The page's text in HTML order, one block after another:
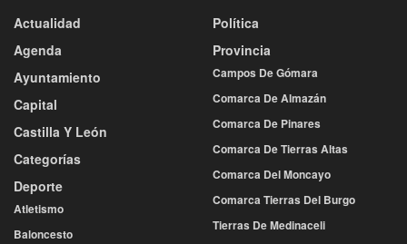
Actualidad
Agenda
Ayuntamiento
Capital
Castilla Y León
Categorías
Deporte
Atletismo
Baloncesto
Política
Provincia
Campos De Gómara
Comarca De Almazán
Comarca De Pinares
Comarca De Tierras Altas
Comarca Del Moncayo
Comarca Tierras Del Burgo
Tierras De Medinaceli